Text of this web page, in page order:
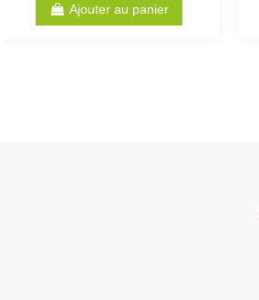
Voir